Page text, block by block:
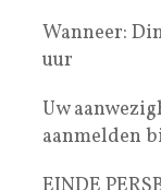
Wanneer:
uur
Uw
aanmelden